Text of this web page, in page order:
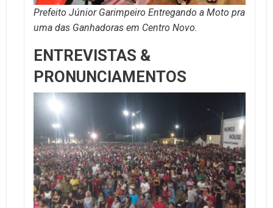
Prefeito Júnior Garimpeiro Entregando a Moto pra
uma das Ganhadoras em Centro Novo.
ENTREVISTAS &
PRONUNCIAMENTOS